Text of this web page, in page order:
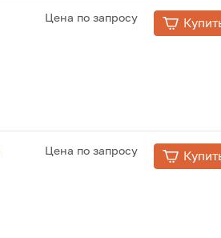
Цена по запросу
Цена по запросу